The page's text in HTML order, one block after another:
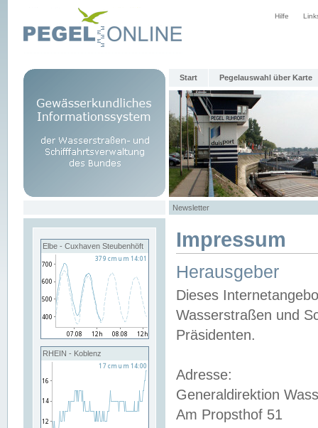
Hilfe
Start Pegelauswahl über Karte
Newsletter
Elbe - Cuxhaven Steubenhöft
RHEIN - Koblenz
Impressum
Herausgeber
Dieses
Wasserstraßen und
Präsidenten.
Adresse:
Generaldirektion
Am Propsthof 51